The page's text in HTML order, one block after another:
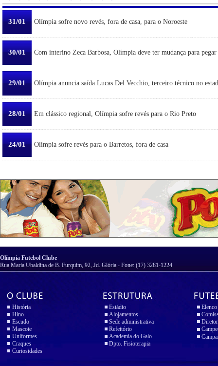
31/01 Olímpia sofre novo revés, fora de casa, para o Noroeste
30/01 Com interino Zeca Barbosa, Olímpia deve ter mudança para pegar
29/01 Olímpia anuncia saída Lucas Del Vecchio, terceiro técnico no
28/01 Em clássico regional, Olímpia sofre revés para o Rio Preto
24/01 Olímpia sofre revés para o Barretos, fora de casa
Olímpia Futebol Clube
Rua Maria Ubaldina de B. Furquim, 92, Jd. Glória - Fone: (17) 3281-1224
História
Hino
Escudo
Mascote
Uniformes
Craques
Curiosidades
Estádio
Alojamentos
Sede administrativa
Refeitório
Academia do Galo
Dpto. Fisioterapia
Elenco